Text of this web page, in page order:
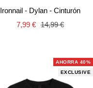
Ironnail - Dylan - Cinturón
Precio
7,99 € Precio
14,99 €
AHORRA 40%
EXCLUSIVE